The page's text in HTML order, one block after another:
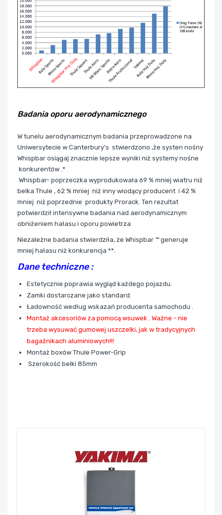
Badania oporu aerodynamicznego
W tunelu aerodynamicznym badania przeprowadzone na
Uniwersytecie w Canterbury's stwierdzono ,że systen nośny
Whispbar osiągaj znacznie lepsze wyniki niż systemy nośne
konkurentów .*
Whispbar- poprzeczka wyprodukowała 69 % mniej wiatru niż
belka Thule , 62 % mniej niż inny wiodący producent i 42 %
mniej niż poprzednie produkty Prorack. Ten rezultat
potwierdził intensywne badania nad aerodynamicznym
obniżeniem hałasu i oporu powietrza
Niezależne badania stwierdziła, że Whispbar ™ generuje
mniej hałasu niż konkurencja **.
Dane techniczne :
Estetycznie poprawia wygląd każdego pojazdu.
Zamki dostarczane jako standard.
Ładowność według wskazań producenta samochodu .
Montaż akcesoriów za pomocą wsuwek . Ważne - nie
trzeba wysuwać gumowej uszczelki, jak w tradycyjnych
bagażnikach aluminiowych!!!
Montaż boxów Thule Power-Grip
Szerokość belki 85mm